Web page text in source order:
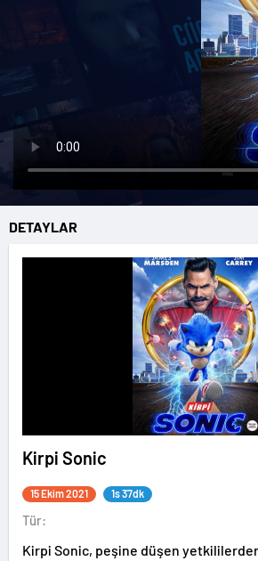
DETAYLAR
Kirpi Sonic
15 Ekim 2021 1s 37dk
Tür:
Kirpi Sonic, peşine düşen